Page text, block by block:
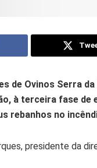
de Ovinos Serra
à terceira fase
rebanhos no
presidente da